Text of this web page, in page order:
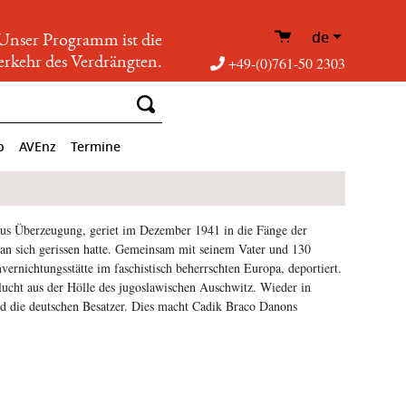
Programm ist die
des Verdrängten.
de
+49-(0)761-50 2303
AVEnz Termine
Überzeugung, geriet im Dezember 1941 in die Fänge der
gerissen hatte. Gemeinsam mit seinem Vater und 130
im faschistisch beherrschten Europa, deportiert.
aus der Hölle des jugoslawischen Auschwitz. Wieder in
deutschen Besatzer. Dies macht Cadik Braco Danons